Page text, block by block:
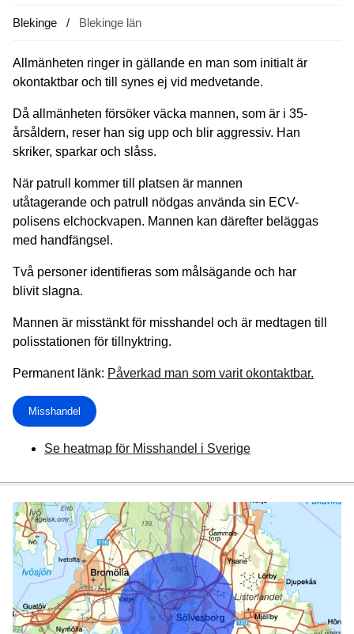
Blekinge Blekinge län
Allmänheten ringer in gällande en man som initialt är
okontaktbar och till synes ej vid medvetande.
Då allmänheten försöker väcka mannen, som är i 35-
årsåldern, reser han sig upp och blir aggressiv. Han
skriker, sparkar och slåss.
När patrull kommer till platsen är mannen
utåtagerande och patrull nödgas använda sin ECV-
polisens elchockvapen. Mannen kan därefter beläggas
med handfängsel.
Två personer identifieras som målsägande och har
blivit slagna.
Mannen är misstänkt för misshandel och är medtagen till
polisstationen för tillnyktring.
Permanent länk: Påverkad man som varit okontaktbar.
Misshandel
Se heatmap för Misshandel i Sverige